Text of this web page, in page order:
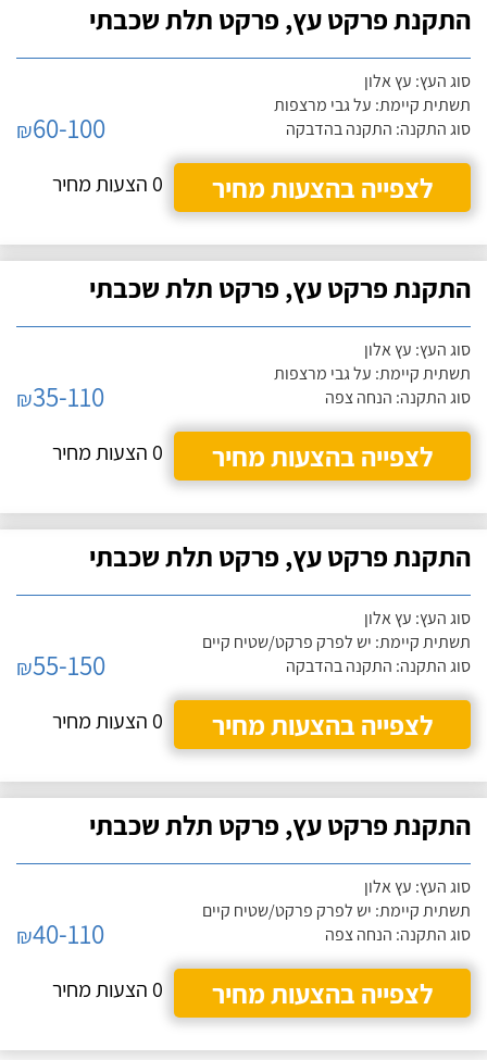
התקנת פרקט עץ, פרקט תלת שכבתי
סוג העץ: עץ אלון
תשתית קיימת: על גבי מרצפות
סוג התקנה: התקנה בהדבקה
₪60-100
לצפייה בהצעות מחיר
0 הצעות מחיר
התקנת פרקט עץ, פרקט תלת שכבתי
סוג העץ: עץ אלון
תשתית קיימת: על גבי מרצפות
סוג התקנה: הנחה צפה
₪35-110
לצפייה בהצעות מחיר
0 הצעות מחיר
התקנת פרקט עץ, פרקט תלת שכבתי
סוג העץ: עץ אלון
תשתית קיימת: יש לפרק פרקט/שטיח קיים
סוג התקנה: התקנה בהדבקה
₪55-150
לצפייה בהצעות מחיר
0 הצעות מחיר
התקנת פרקט עץ, פרקט תלת שכבתי
סוג העץ: עץ אלון
תשתית קיימת: יש לפרק פרקט/שטיח קיים
סוג התקנה: הנחה צפה
₪40-110
לצפייה בהצעות מחיר
0 הצעות מחיר